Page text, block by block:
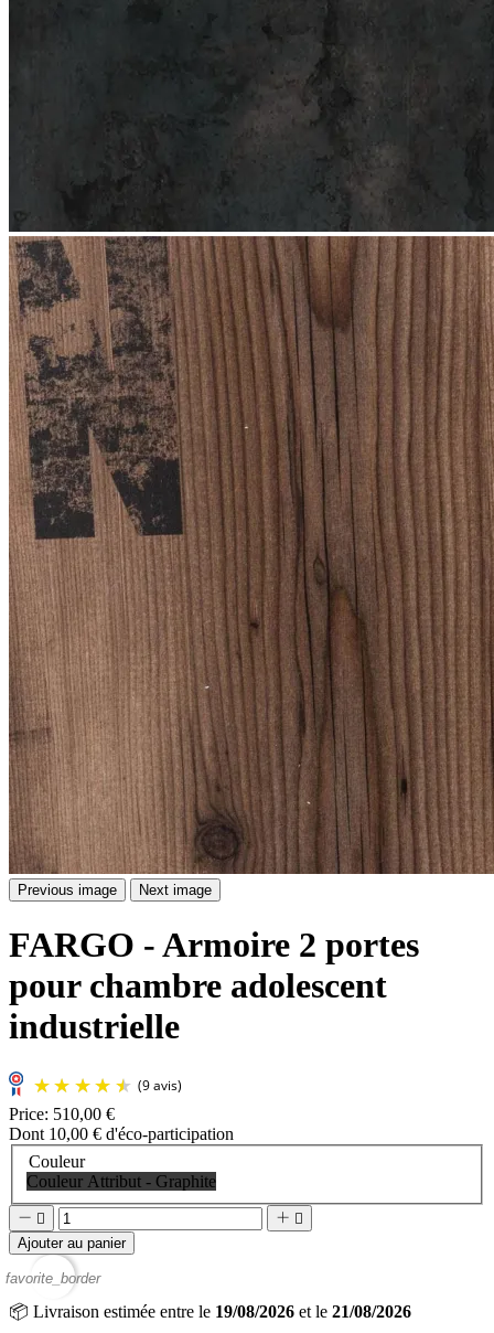
Previous image Next image
FARGO - Armoire 2 portes
pour chambre adolescent
industrielle
Price: 510,00 €
Dont 10,00 € d'éco-participation
Couleur
Couleur Attribut - Graphite
   
Ajouter au panier
favorite_border
📦 Livraison estimée entre le 19/08/2026 et le 21/08/2026